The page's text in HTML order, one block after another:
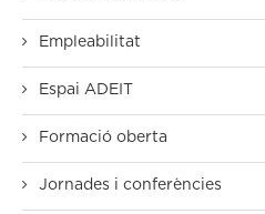
Empleabilitat
Espai ADEIT
Formació oberta
Jornades i conferències